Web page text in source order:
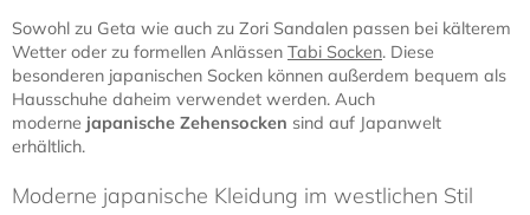
Sowohl zu Geta wie auch zu Zori Sandalen passen bei kälterem
Wetter oder zu formellen Anlässen Tabi Socken. Diese
besonderen japanischen Socken können außerdem bequem als
Hausschuhe daheim verwendet werden. Auch
moderne japanische Zehensocken sind auf Japanwelt
erhältlich.
Moderne japanische Kleidung im westlichen Stil